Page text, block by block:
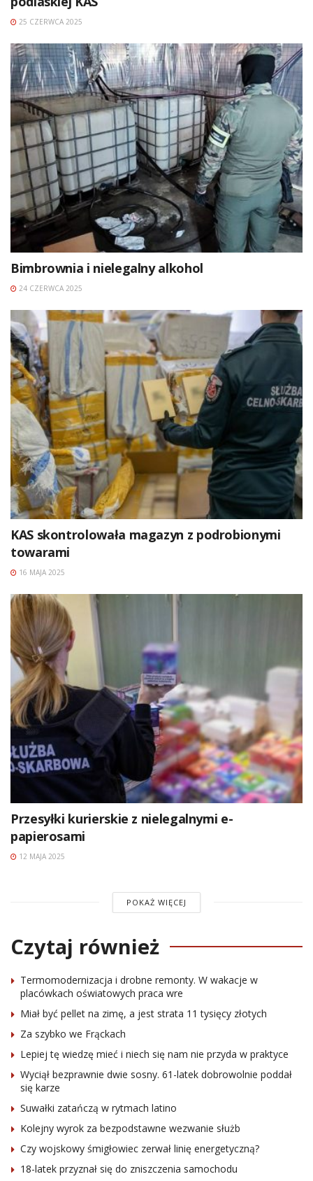
25 CZERWCA 2025
Bimbrownia i nielegalny alkohol
24 CZERWCA 2025
KAS skontrolowała magazyn z podrobionymi
towarami
16 MAJA 2025
Przesyłki kurierskie z nielegalnymi e-
papierosami
12 MAJA 2025
POKAŻ WIĘCEJ
Czytaj również
Termomodernizacja i drobne remonty. W wakacje w
placówkach oświatowych praca wre
Miał być pellet na zimę, a jest strata 11 tysięcy złotych
Za szybko we Frąckach
Lepiej tę wiedzę mieć i niech się nam nie przyda w praktyce
Wyciął bezprawnie dwie sosny. 61-latek dobrowolnie poddał
się karze
Suwałki zatańczą w rytmach latino
Kolejny wyrok za bezpodstawne wezwanie służb
Czy wojskowy śmigłowiec zerwał linię energetyczną?
18-latek przyznał się do zniszczenia samochodu